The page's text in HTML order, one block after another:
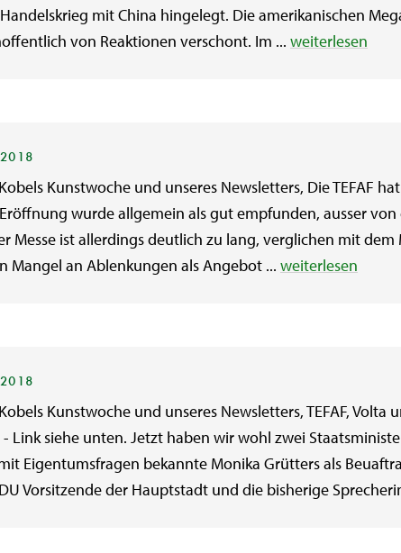
mit China hingelegt. Die amerikanischen
von Reaktionen verschont. Im ... weiterlesen
2018
Kunstwoche und unseres Newsletters, Die TEFAF
wurde allgemein als gut empfunden, ausser
Messe ist allerdings deutlich zu lang, verglichen mit
Mangel an Ablenkungen als Angebot ... weiterlesen
2018
Kunstwoche und unseres Newsletters, TEFAF,
Link siehe unten. Jetzt haben wir wohl zwei
Eigentumsfragen bekannte Monika Grütters als
Vorsitzende der Hauptstadt und die bisherige